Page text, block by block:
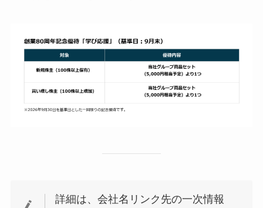
詳細は、会社名リンク先の一次情報